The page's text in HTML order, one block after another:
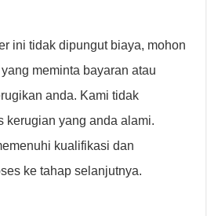
ini tidak dipungut biaya, mohon
meminta bayaran atau
anda. Kami tidak
kerugian yang anda alami.
kualifikasi dan
ke tahap selanjutnya.